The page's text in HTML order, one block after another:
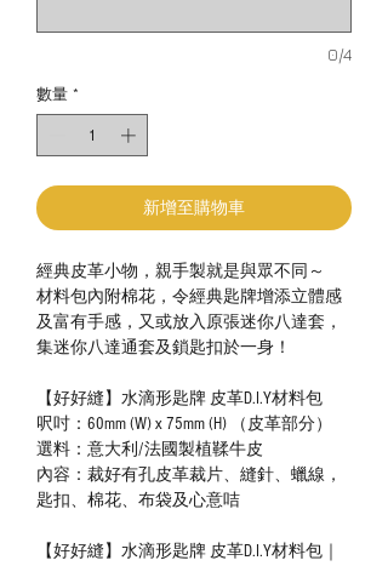
0/4
數量 *
新增至購物車
經典皮革小物，親手製就是與眾不同～
材料包內附棉花，令經典匙牌增添立體感
及富有手感，又或放入原張迷你八達套，
集迷你八達通套及鎖匙扣於一身！
【好好縫】水滴形匙牌 皮革D.I.Y材料包
呎吋：60mm (W) x 75mm (H) （皮革部分）
選料：意大利/法國製植鞣牛皮
內容：裁好有孔皮革裁片、縫針、蠟線，
匙扣、棉花、布袋及心意咭
【好好縫】水滴形匙牌 皮革D.I.Y材料包｜